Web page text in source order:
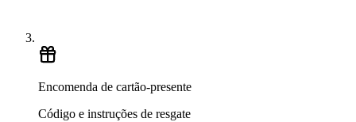
Encomenda de cartão-presente
Código e instruções de resgate